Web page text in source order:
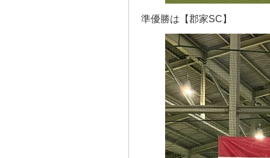
準優勝は【郡家SC】